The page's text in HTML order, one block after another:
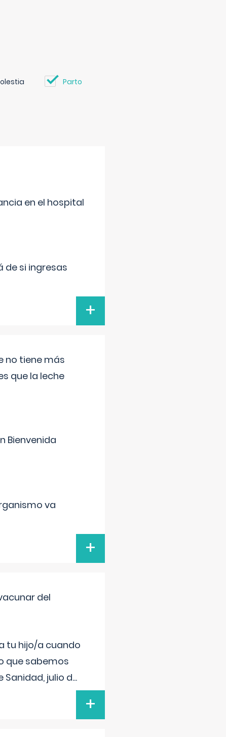
Parto
en el hospital
de si ingresas
+
no tiene más
que la leche
Bienvenida
va
+
del
tu hijo/a cuando
que sabemos
julio d...
+